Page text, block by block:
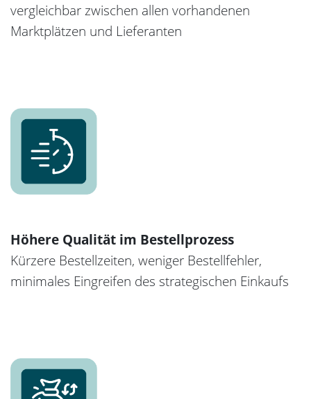
vergleichbar zwischen allen vorhandenen
Marktplätzen und Lieferanten
Höhere Qualität im Bestellprozess
Kürzere Bestellzeiten, weniger Bestellfehler,
minimales Eingreifen des strategischen Einkaufs